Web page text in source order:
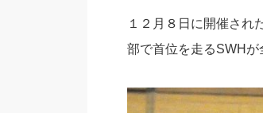
１２月８日に開催され
部で首位を走るSWHが